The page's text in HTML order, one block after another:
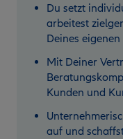
Du setzt
arbeitest
Deines
Mit Deiner
Kunden und
auf und